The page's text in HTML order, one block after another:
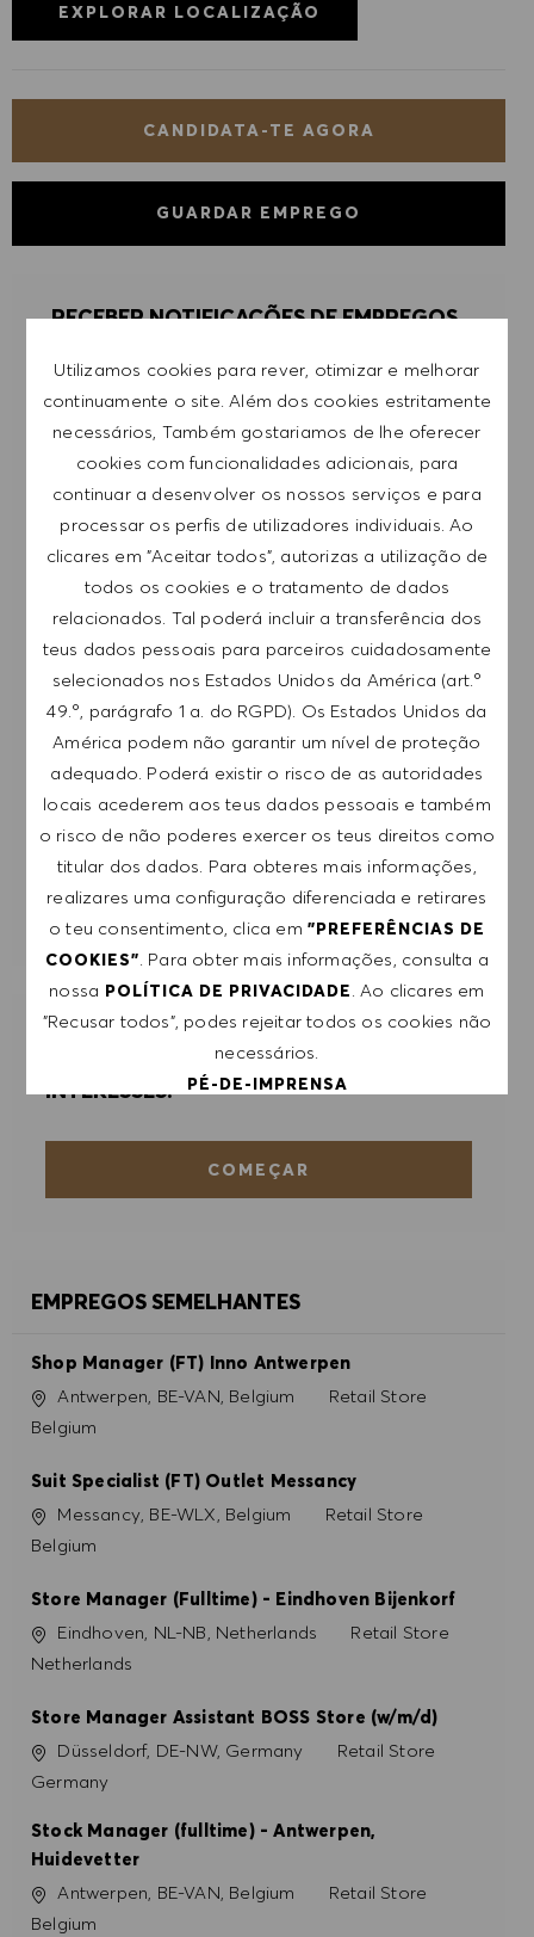
Utilizamos cookies para rever, otimizar e melhorar
continuamente o site. Além dos cookies estritamente
necessários, Também gostariamos de lhe oferecer
cookies com funcionalidades adicionais, para
continuar a desenvolver os nossos serviços e para
processar os perfis de utilizadores individuais. Ao
clicares em "Aceitar todos", autorizas a utilização de
todos os cookies e o tratamento de dados
relacionados. Tal poderá incluir a transferência dos
teus dados pessoais para parceiros cuidadosamente
selecionados nos Estados Unidos da América (art.º
49.º, parágrafo 1 a. do RGPD). Os Estados Unidos da
América podem não garantir um nível de proteção
adequado. Poderá existir o risco de as autoridades
locais acederem aos teus dados pessoais e também
o risco de não poderes exercer os teus direitos como
titular dos dados. Para obteres mais informações,
realizares uma configuração diferenciada e retirares
o teu consentimento, clica em "PREFERÊNCIAS DE
COOKIES". Para obter mais informações, consulta a
nossa POLÍTICA DE PRIVACIDADE. Ao clicares em
"Recusar todos", podes rejeitar todos os cookies não
necessários.
PÉ-DE-IMPRENSA
EXPLORAR LOCALIZAÇÃO
CANDIDATA-TE AGORA
GUARDAR EMPREGO
RECEBER NOTIFICAÇÕES DE EMPREGOS
Regista-te para receber alertas de emprego.
NOTA: Ao registar-me, consinto receber e-mails
com ofertas de emprego HUGO BOSS, convites
para eventos e outros assuntos de teor
profissional, com a possibilidade de cancelar a
subscrição a qualquer momento, por exemplo,
clicando na ligação apresentada em cada e-
mail. Aceito que os meus dados pessoais sejam
submetidos a tratamento de acordo com
a POLÍTICA DE PRIVACIDADE .
Introduzir endereço de e-mail (obrigatório)
GERIR ALERTAS
RECEBE RECOMENDAÇÕES DE EMPREGO
PERSONALIZADAS COM BASE NOS TEUS
INTERESSES.
COMEÇAR
EMPREGOS SEMELHANTES
Shop Manager (FT) Inno Antwerpen
Localização
Antwerpen, BE-VAN, Belgium Categoria
Retail Store
Belgium
Suit Specialist (FT) Outlet Messancy
Localização
Messancy, BE-WLX, Belgium Categoria
Retail Store
Belgium
Store Manager (Fulltime) - Eindhoven Bijenkorf
Localização
Eindhoven, NL-NB, Netherlands Categoria
Retail Store
Netherlands
Store Manager Assistant BOSS Store (w/m/d)
Localização
Düsseldorf, DE-NW, Germany Categoria
Retail Store
Germany
Stock Manager (fulltime) - Antwerpen,
Huidevetter
Localização
Antwerpen, BE-VAN, Belgium Categoria
Retail Store
Belgium